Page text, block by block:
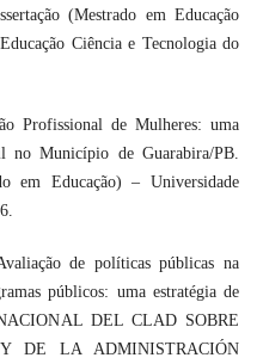
(Mestrado em Educação
Ciência e Tecnologia do
Profissional de Mulheres: uma
no Município de Guarabira/PB.
em Educação) – Universidade
de políticas públicas na
públicos: uma estratégia de
DEL CLAD SOBRE
DE LA ADMINISTRACIÓN